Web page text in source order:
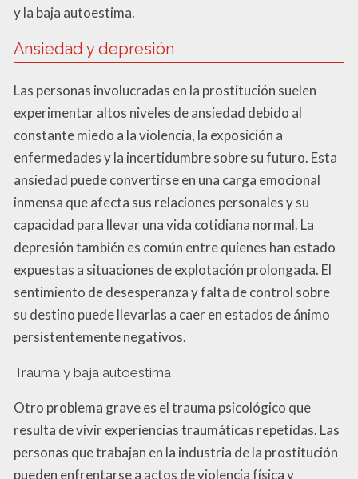
y la baja autoestima.
Ansiedad y depresión
Las personas involucradas en la prostitución suelen
experimentar altos niveles de ansiedad debido al
constante miedo a la violencia, la exposición a
enfermedades y la incertidumbre sobre su futuro. Esta
ansiedad puede convertirse en una carga emocional
inmensa que afecta sus relaciones personales y su
capacidad para llevar una vida cotidiana normal. La
depresión también es común entre quienes han estado
expuestas a situaciones de explotación prolongada. El
sentimiento de desesperanza y falta de control sobre
su destino puede llevarlas a caer en estados de ánimo
persistentemente negativos.
Trauma y baja autoestima
Otro problema grave es el trauma psicológico que
resulta de vivir experiencias traumáticas repetidas. Las
personas que trabajan en la industria de la prostitución
pueden enfrentarse a actos de violencia física y